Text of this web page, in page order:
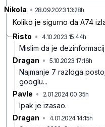
Nikola • 28.09.2023 13:28h
Koliko je sigurno da A74
Risto • 4.10.2023 15:44h
Mislim da je
Dragan • 5.10.2023 17:16h
Najmanje 7 razloga
googlu...
Pavle • 2.01.2024 00:35h
Ipak je izasao.
Dragan • 4.01.2024 14:15h